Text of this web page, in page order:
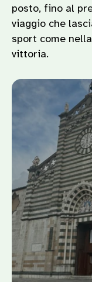
posto, fino al
viaggio che
sport come
vittoria.